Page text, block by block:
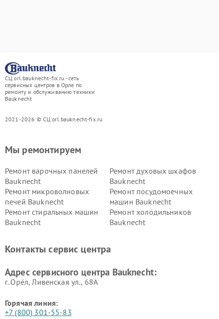
СЦ orl.bauknecht-fix.ru - сеть
сервисных центров в Орле по
ремонту и обслуживанию техники
Bauknecht
2021-2026 © СЦ orl.bauknecht-fix.ru
Мы ремонтируем
Ремонт варочных панелей
Bauknecht
Ремонт духовых шкафов
Bauknecht
Ремонт микроволновых
печей Bauknecht
Ремонт посудомоечных
машин Bauknecht
Ремонт стиральных машин
Bauknecht
Ремонт холодильников
Bauknecht
Контакты сервис центра
Адрес сервисного центра Bauknecht:
г. Орёл, Ливенская ул., 68А
Горячая линия:
+7 (800) 301-55-83